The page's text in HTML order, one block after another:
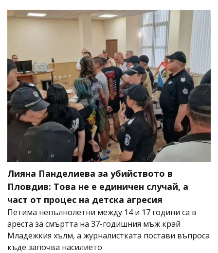
Лияна Панделиева за убийството в
Пловдив: Това не е единичен случай, а
част от процес на детска агресия
Петима непълнолетни между 14 и 17 години са в
ареста за смъртта на 37-годишния мъж край
Младежкия хълм, а журналистката постави въпроса
къде започва насилието